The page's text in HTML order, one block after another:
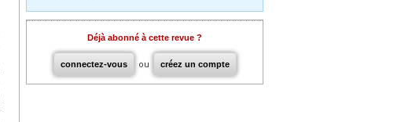
Déjà abonné à cette revue ?
connectez-vous ou créez un compte